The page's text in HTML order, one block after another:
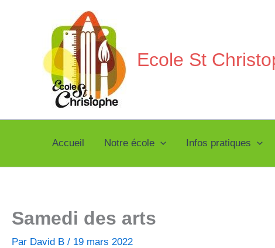
Ecole St
Accueil Notre école Infos pratiques
Samedi des arts
Par David B / 19 mars 2022